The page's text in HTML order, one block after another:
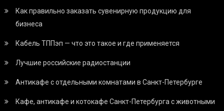
Как правильно заказать сувенирную продукцию для
бизнеса
Кабель ТППэп — что это такое и где применяется
Лучшие российские радиостанции
Антикафе с отдельными комнатами в Санкт-Петербурге
Кафе, антикафе и котокафе Санкт-Петербурга с животными